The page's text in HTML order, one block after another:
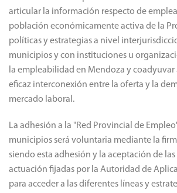
articular la información respecto de
población económicamente activa de la
políticas y estrategias a nivel
municipios y con instituciones u
la empleabilidad en Mendoza y coadyuvar
eficaz interconexión entre la oferta y la
mercado laboral.
La adhesión a la "Red Provincial de
municipios será voluntaria mediante la
siendo esta adhesión y la aceptación de
actuación fijadas por la Autoridad de
para acceder a las diferentes líneas y